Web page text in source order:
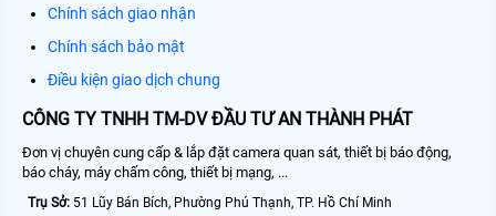
Chính sách giao nhận
Chính sách bảo mật
Điều kiện giao dịch chung
CÔNG TY TNHH TM-DV ĐẦU TƯ AN THÀNH PHÁT
Đơn vị chuyên cung cấp & lắp đặt camera quan sát, thiết bị báo động,
báo cháy, máy chấm công, thiết bị mạng, ...
Trụ Sở: 51 Lũy Bán Bích, Phường Phú Thạnh, TP. Hồ Chí Minh